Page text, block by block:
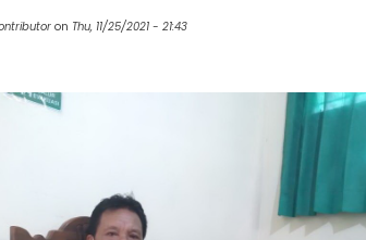
on Thu, 11/25/2021 - 21:43